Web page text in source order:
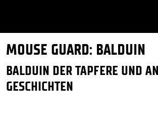
MOUSE GUARD: BALDUIN
BALDUIN DER TAPFERE UND
GESCHICHTEN